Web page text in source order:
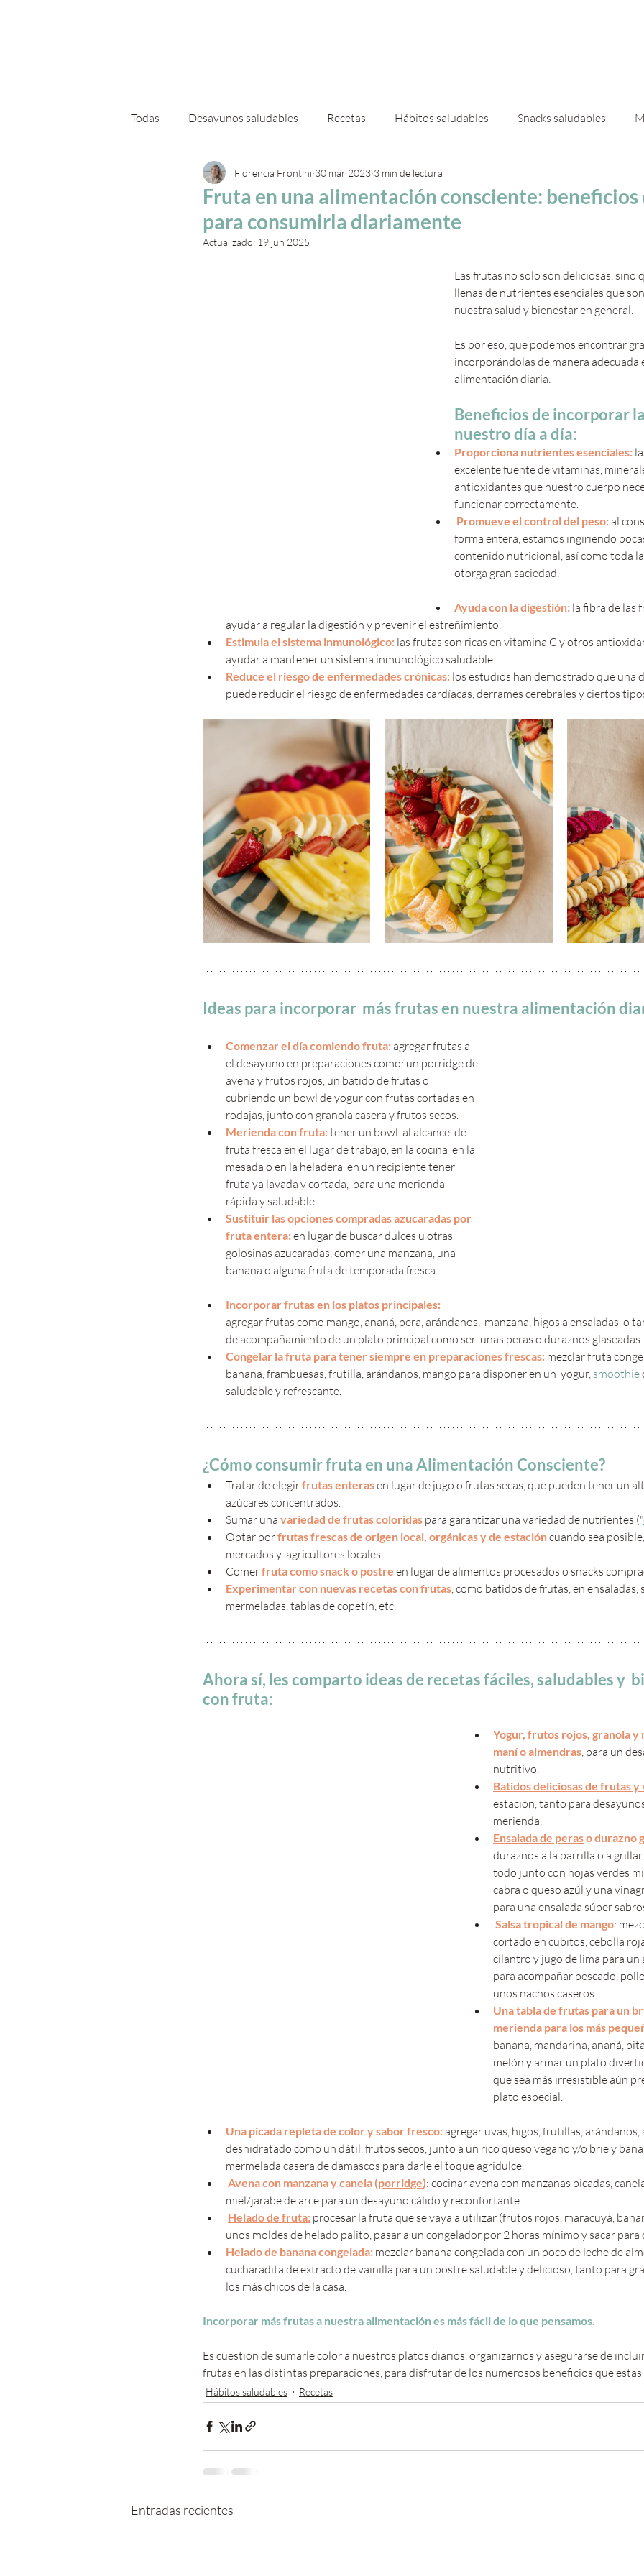
Todas Desayunos saludables Recetas Hábitos saludables Snacks saludables
Ensaladas otro nivel Platos de invierno Granola
Fruta en una alimentación consciente: beneficios
para consumirla diariamente
Florencia Frontini 30 mar 2023 3 min de lectura
Actualizado: 19 jun 2025
Las frutas no solo son deliciosas, sino
llenas de nutrientes esenciales que
nuestra salud y bienestar en general.
Es por eso, que podemos encontrar
incorporándolas de manera
alimentación diaria.
Beneficios de incorporar
nuestro día a día:
Proporciona nutrientes esenciales:
excelente fuente de vitaminas,
antioxidantes que nuestro cuerpo
funcionar correctamente.
Promueve el control del peso: al
forma entera, estamos ingiriendo
contenido nutricional, así como toda
otorga gran saciedad.
Ayuda con la digestión: la fibra de las
ayudar a regular la digestión y prevenir el estreñimiento.
Estimula el sistema inmunológico: las frutas son ricas en vitamina C y otros
ayudar a mantener un sistema inmunológico saludable.
Reduce el riesgo de enfermedades crónicas: los estudios han demostrado que una
puede reducir el riesgo de enfermedades cardíacas, derrames cerebrales y ciertos
Ideas para incorporar  más frutas en nuestra alimentación
Comenzar el día comiendo fruta: agregar frutas a
el desayuno en preparaciones como: un porridge de
avena y frutos rojos, un batido de frutas o
cubriendo un bowl de yogur con frutas cortadas en
rodajas, junto con granola casera y frutos secos.
Merienda con fruta: tener un bowl  al alcance  de
fruta fresca en el lugar de trabajo, en la cocina  en la
mesada o en la heladera  en un recipiente tener
fruta ya lavada y cortada,  para una merienda
rápida y saludable.
Sustituir las opciones compradas azucaradas por
fruta entera: en lugar de buscar dulces u otras
golosinas azucaradas, comer una manzana, una
banana o alguna fruta de temporada fresca.
Incorporar frutas en los platos principales:
agregar frutas como mango, ananá, pera, arándanos,  manzana, higos a ensaladas  o
de acompañamiento de un plato principal como ser  unas peras o duraznos glaseadas.
Congelar la fruta para tener siempre en preparaciones frescas: mezclar fruta
banana, frambuesas, frutilla, arándanos, mango para disponer en un  yogur, smoothie
saludable y refrescante.
¿Cómo consumir fruta en una Alimentación Consciente?
Tratar de elegir frutas enteras en lugar de jugo o frutas secas, que pueden tener un
azúcares concentrados.
Sumar una variedad de frutas coloridas para garantizar una variedad de nutrientes ("
Optar por frutas frescas de origen local, orgánicas y de estación cuando sea
mercados y  agricultores locales.
Comer fruta como snack o postre en lugar de alimentos procesados ​​o snacks
Experimentar con nuevas recetas con frutas , como batidos de frutas, en
mermeladas, tablas de copetín, etc.
Ahora sí, les comparto ideas de recetas fáciles, saludables y
con fruta:
Yogur, frutos rojos, granola
maní o almendras , para un
nutritivo.
Batidos deliciosas de frutas
estación, tanto para
merienda.
Ensalada de peras o durazno
duraznos a la parrilla o a
todo junto con hojas verdes
cabra o queso azúl y una
para una ensalada súper
Salsa tropical de mango:
cortado en cubitos, cebolla
cilantro y jugo de lima para
para acompañar pescado,
unos nachos caseros.
Una tabla de frutas para un
merienda para los más
banana, mandarina, ananá,
melón y armar un plato
que sea más irresistible aún
plato especial
Una picada repleta de color y sabor fresco: agregar uvas, higos, frutillas,
deshidratado como un dátil, frutos secos, junto a un rico queso vegano y/o brie y
mermelada casera de damascos para darle el toque agridulce.
Avena con manzana y canela (porridge): cocinar avena con manzanas picadas,
miel/jarabe de arce para un desayuno cálido y reconfortante.
Helado de fruta: procesar la fruta que se vaya a utilizar (frutos rojos, maracuyá,
unos moldes de helado palito, pasar a un congelador por 2 horas mínimo y sacar
Helado de banana congelada: mezclar banana congelada con un poco de leche de
cucharadita de extracto de vainilla para un postre saludable y delicioso, tanto para
los más chicos de la casa.
Incorporar más frutas a nuestra alimentación es más fácil de lo que pensamos.
Es cuestión de sumarle color a nuestros platos diarios, organizarnos y asegurarse de
frutas en las distintas preparaciones, para disfrutar de los numerosos beneficios que
Hábitos saludables Recetas
Entradas recientes